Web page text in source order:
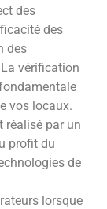
des
des
des
La vérification
vos locaux.
réalisé par un
profit du
de
lorsque